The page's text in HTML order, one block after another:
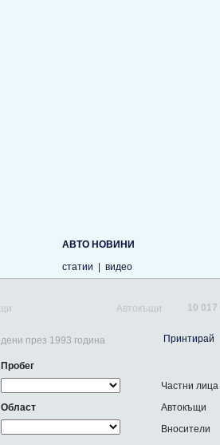
АВТО НОВИНИ
статии
видео
Автокъщи 10 017
Принтирай
през 1993 година
Пробег
Област
Частни лица
Автокъщи
Вносители